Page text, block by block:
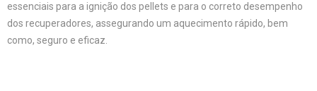
essenciais para a ignição dos pellets e para o correto desempenho
dos recuperadores, assegurando um aquecimento rápido, bem
como, seguro e eficaz.